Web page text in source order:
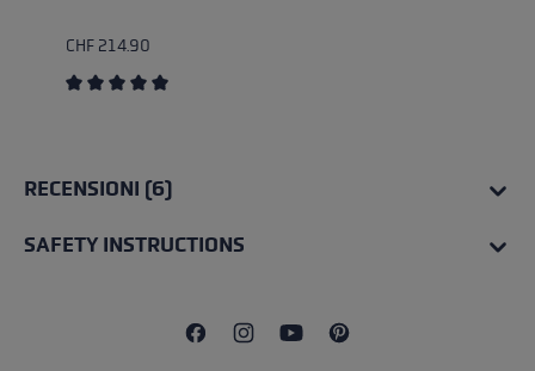
CHF 214.90
RECENSIONI (6)
SAFETY INSTRUCTIONS